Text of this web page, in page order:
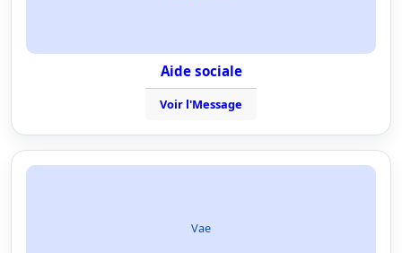
Aide sociale
Voir l'Message
Vae